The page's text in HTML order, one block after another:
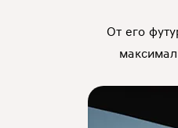
От его